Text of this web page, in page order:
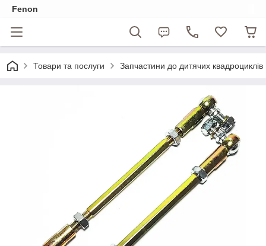
Fenon
Товари та послуги Запчастини до дитячих квадроциклів